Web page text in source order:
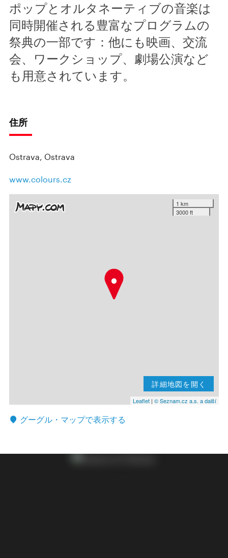
ポップとオルタネーティブの音楽は
同時開催される豊富なプログラムの
祭典の一部です：他にも映画、交流
会、ワークショップ、劇場公演など
も用意されています。
住所
Ostrava, Ostrava
www.colours.cz
1 km
3000 ft
詳細地図を開く
Leaflet | © Seznam.cz a.s. a další
グーグル・マップで表示する